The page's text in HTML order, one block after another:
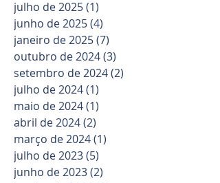
julho de 2025(1)
junho de 2025(4)
janeiro de 2025(7)
outubro de 2024(3)
setembro de 2024(2)
julho de 2024(1)
maio de 2024(1)
abril de 2024(2)
março de 2024(1)
julho de 2023(5)
junho de 2023(2)